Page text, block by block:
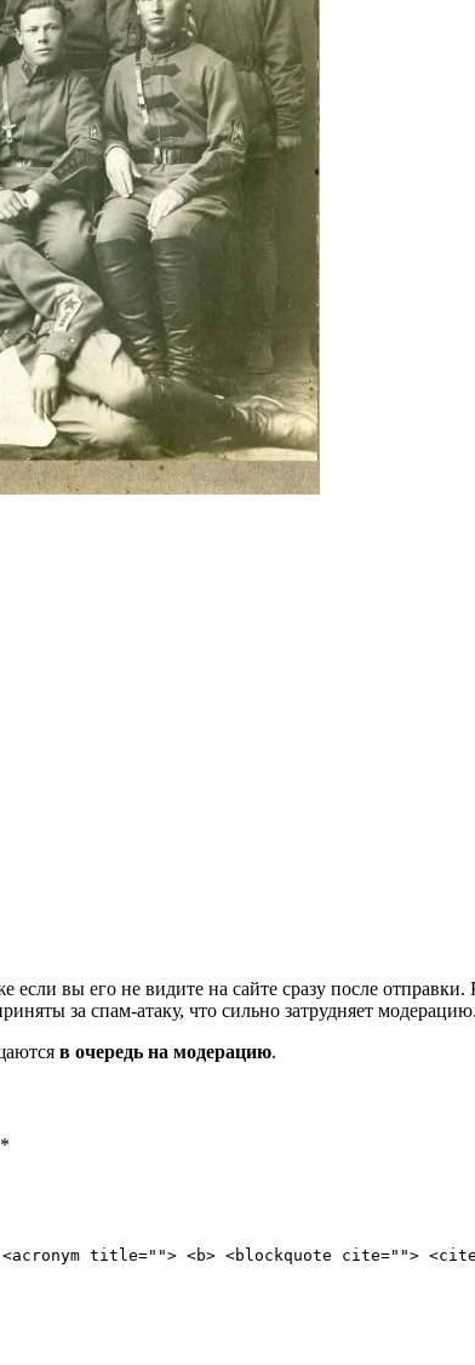
если вы его не видите на сайте сразу после
за спам-атаку, что сильно затрудняет модерацию.
в очередь на модерацию.
*
title=""> <b> <blockquote cite="">